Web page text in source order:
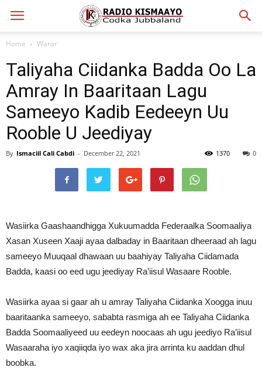
Home Warar
Taliyaha Ciidanka Badda Oo La
Amray In Baaritaan Lagu
Sameeyo Kadib Eedeeyn Uu
Rooble U Jeediyay
By Ismaciil Cali Cabdi - December 22, 2021 0
1370
Wasiirka Gaashaandhigga Xukuumadda Federaalka Soomaaliya
Xasan Xuseen Xaaji ayaa dalbaday in Baaritaan dheeraad ah lagu
sameeyo Muuqaal dhawaan uu baahiyay Taliyaha Ciidamada
Badda, kaasi oo eed ugu jeediyay Ra’iisul Wasaare Rooble.
Wasiirka ayaa si gaar ah u amray Taliyaha Ciidanka Xoogga inuu
baaritaanka sameeyo, sababta rasmiga ah ee Taliyaha Ciidanka
Badda Soomaaliyeed uu eedeyn noocaas ah ugu jeediyo Ra’iisul
Wasaaraha iyo xaqiiqda iyo wax aka jira arrinta ku aaddan dhul
boobka.